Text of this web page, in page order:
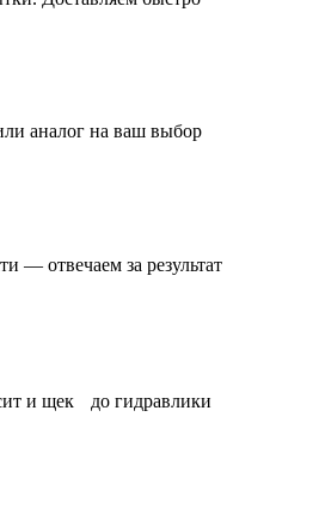
аналог на ваш выбор
— отвечаем за результат
и щек до гидравлики